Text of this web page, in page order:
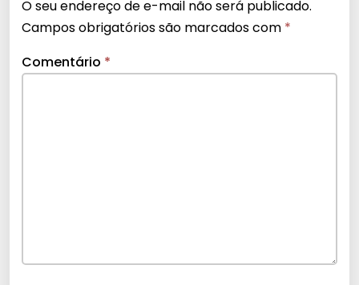
O seu endereço de e-mail não será publicado.
Campos obrigatórios são marcados com *
Comentário *